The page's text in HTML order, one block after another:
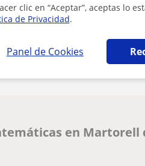
clic en “Aceptar”, aceptas lo
de Privacidad.
Panel de Cookies¿Hay algún error
en